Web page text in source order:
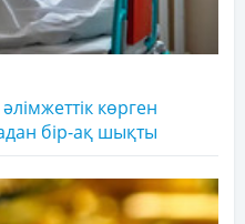
көрген
бір-ақ шықты